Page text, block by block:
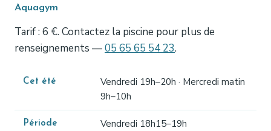
Aquagym
Tarif : 6 €. Contactez la piscine pour plus de
renseignements —05 65 65 54 23.
Cet été
Vendredi 19h–20h · Mercredi matin
9h–10h
Période
Vendredi 18h15–19h